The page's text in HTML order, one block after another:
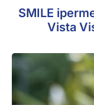
SMILE
Vista